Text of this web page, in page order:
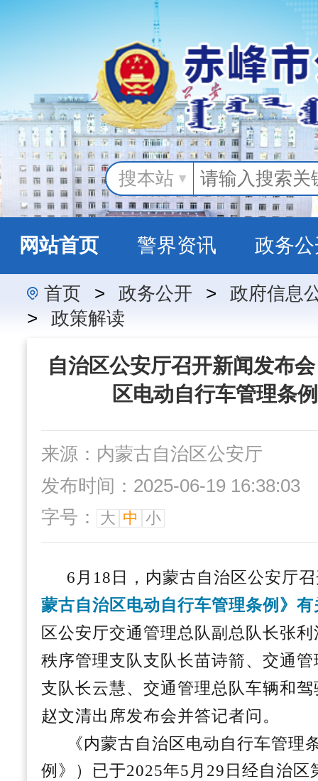
搜本站
网站首页 警界资讯 政务
警民互动
首页 > 政务公开 >
政府信息
>
政策解读
自治区公安厅召开新闻发布
区电动自行车管理条
来源：内蒙古自治区公安厅
发布时间：2025-06-19 16:38:03
字号：
大 中 小
6月18日， 内蒙古自治区公安厅
蒙古自治区电动自行车管理条例 》
区公安厅交通管理总队副总队长张
秩序管理支队支队长苗诗箭、交通
支队长云慧、交通管理总队车辆和
赵文清出席发布会并答记者问。
《内蒙古自治区电动自行车管理
例 》）已于2025年5月29日经自治